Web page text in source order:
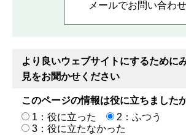
より良いウェブサイトにするために
見をお聞かせください
このページの情報は役に立ちました
1：役に立った
2：ふつう
3：役に立たなかった